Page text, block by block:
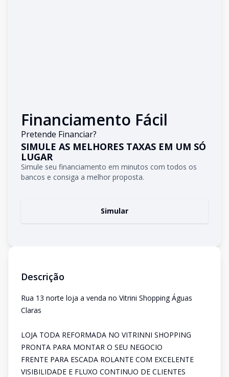
Financiamento Fácil
Pretende Financiar?
SIMULE AS MELHORES TAXAS EM UM SÓ
LUGAR
Simule seu financiamento em minutos com todos os
bancos e consiga a melhor proposta.
Simular
Descrição
Rua 13 norte loja a venda no Vitrini Shopping Águas
Claras
LOJA TODA REFORMADA NO VITRINNI SHOPPING
PRONTA PARA MONTAR O SEU NEGOCIO
FRENTE PARA ESCADA ROLANTE COM EXCELENTE
VISIBILIDADE E FLUXO CONTINUO DE CLIENTES